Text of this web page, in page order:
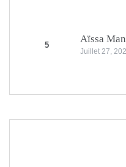
5
Aïssa
Juillet 27,